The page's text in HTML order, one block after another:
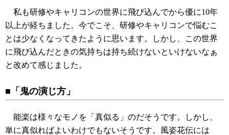
私も研修やキャリコンの世界に飛び込んでから優に10年
以上が経ちました。今でこそ、研修やキャリコンで悩むこ
とは少なくなってきたように思います。しかし、この世界
に飛び込んだときの気持ちは持ち続けないといけないなぁ
と改めて感じました。
■「鬼の演じ方」
能楽は様々なモノを「真似る」のだそうです。しかし、
単に真似ればよいわけでもないそうです。風姿花伝には